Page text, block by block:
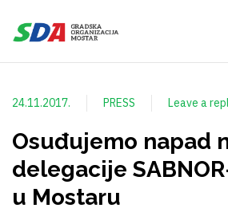
24.11.2017. PRESS Leave a
Osuđujemo napad
delegacije
u Mostaru